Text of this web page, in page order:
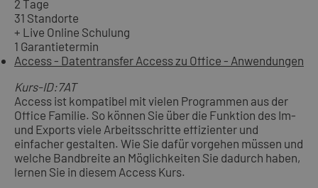
2 Tage
31 Standorte
+ Live Online Schulung
1 Garantietermin
Access - Datentransfer Access zu Office - Anwendungen
Kurs-ID:7AT
Access ist kompatibel mit vielen Programmen aus der
Office Familie. So können Sie über die Funktion des Im-
und Exports viele Arbeitsschritte effizienter und
einfacher gestalten. Wie Sie dafür vorgehen müssen und
welche Bandbreite an Möglichkeiten Sie dadurch haben,
lernen Sie in diesem Access Kurs.